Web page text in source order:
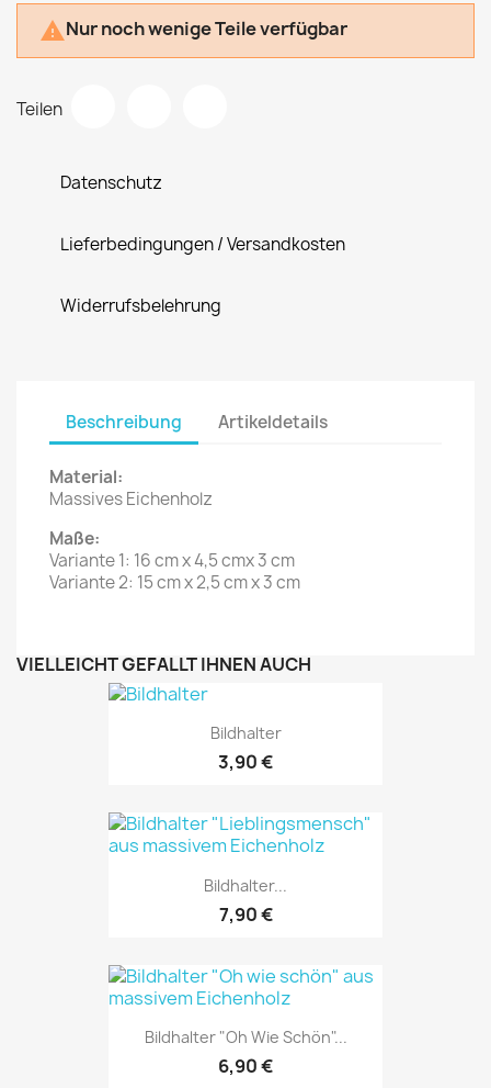
Nur noch wenige Teile verfügbar
Teilen
Datenschutz
Lieferbedingungen / Versandkosten
Widerrufsbelehrung
Beschreibung Artikeldetails
Material:
Massives Eichenholz
Maße:
Variante 1: 16 cm x 4,5 cmx 3 cm
Variante 2: 15 cm x 2,5 cm x 3 cm
VIELLEICHT GEFÄLLT IHNEN AUCH
Bildhalter
3,90 €
Bildhalter...
7,90 €
Bildhalter "Oh Wie Schön"...
6,90 €